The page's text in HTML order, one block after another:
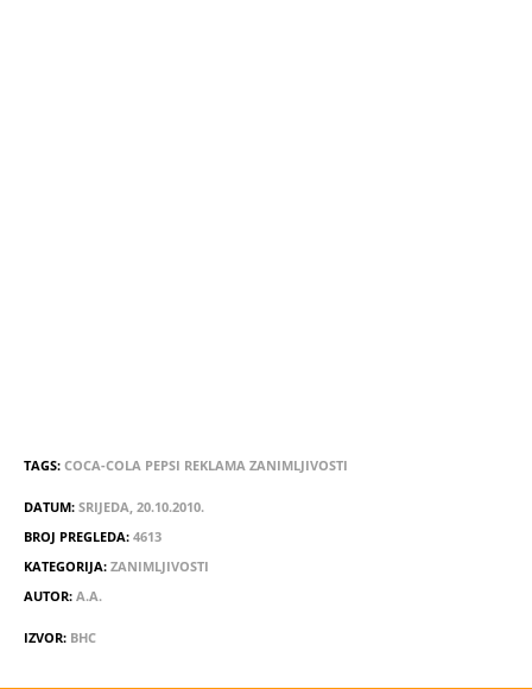
TAGS: COCA-COLA PEPSI REKLAMA ZANIMLJIVOSTI
DATUM: SRIJEDA, 20.10.2010.
BROJ PREGLEDA: 4613
KATEGORIJA: ZANIMLJIVOSTI
AUTOR: A.A.
IZVOR: BHC